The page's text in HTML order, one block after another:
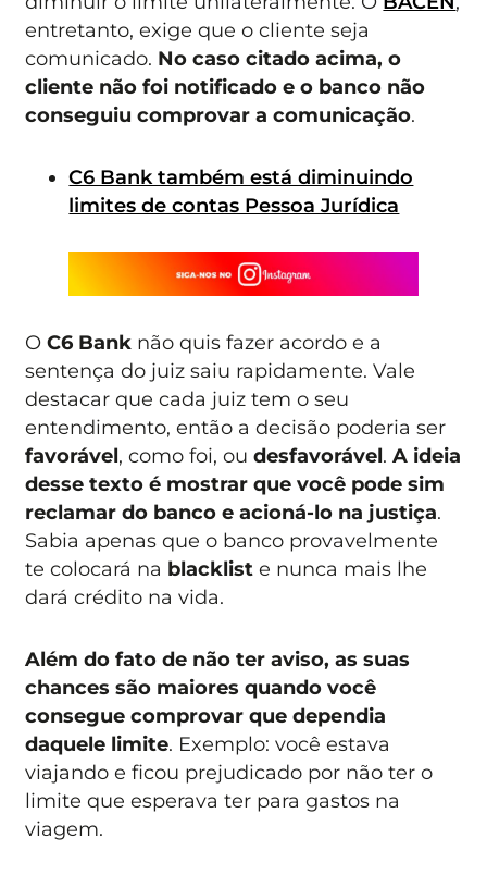
entretanto, exige que o cliente seja
comunicado. No caso citado acima, o
cliente não foi notificado e o banco não
conseguiu comprovar a comunicação.
C6 Bank também está diminuindo
limites de contas Pessoa Jurídica
OC6 Bank não quis fazer acordo e a
sentença do juiz saiu rapidamente. Vale
destacar que cada juiz tem o seu
entendimento, então a decisão poderia ser
favorável, como foi, oudesfavorável.A ideia
desse texto é mostrar que você pode sim
reclamar do banco e acioná-lo na justiça.
Sabia apenas que o banco provavelmente
te colocará na blackliste nunca mais lhe
dará crédito na vida.
Além do fato de não ter aviso, as suas
chances são maiores quando você
consegue comprovar que dependia
daquele limite. Exemplo: você estava
viajando e ficou prejudicado por não ter o
limite que esperava ter para gastos na
viagem.